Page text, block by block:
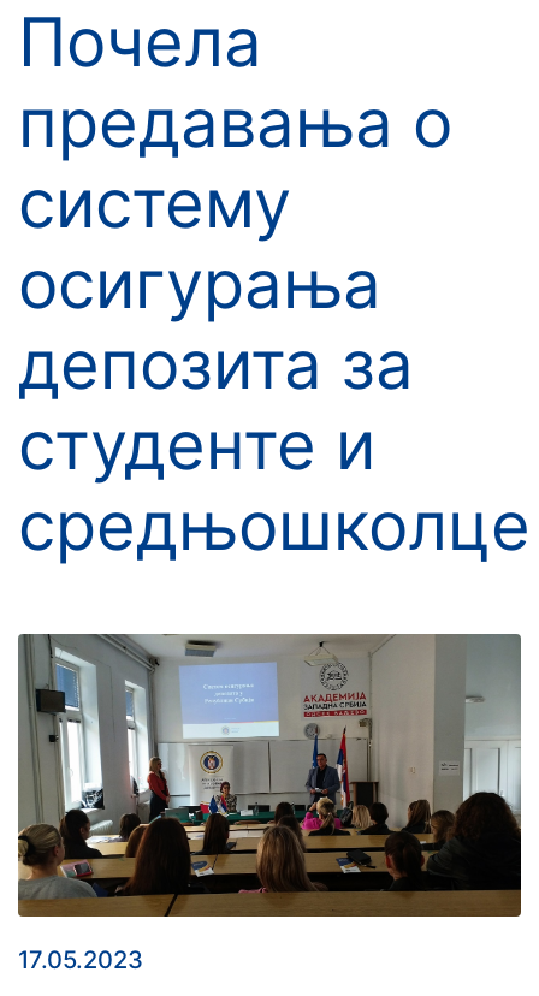
Почела
предавања о
систему
осигурања
депозита за
студенте и
средњошколце
17.05.2023